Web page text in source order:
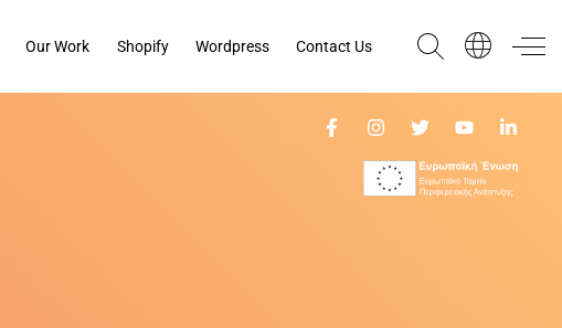
Our Work Shopify Wordpress Contact Us